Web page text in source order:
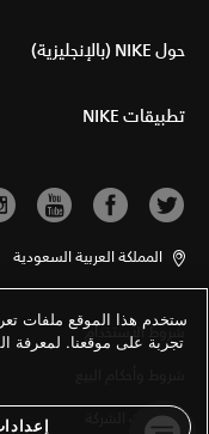
حول NIKE (بالإنجليزية)
تطبيقات NIKE
المملكة العربية السعودية
شروط الاستخدام
معلومات الشركة
ستخدم هذا الموقع ملفات
تجربة على موقعنا. لمعرفة